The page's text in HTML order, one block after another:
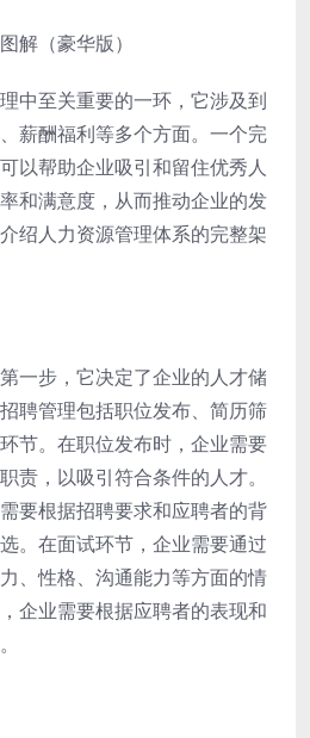
解（豪华版）
中至关重要的一环，它涉及到
薪酬福利等多个方面。一个完
以帮助企业吸引和留住优秀人
和满意度，从而推动企业的发
绍人力资源管理体系的完整架
一步，它决定了企业的人才储
聘管理包括职位发布、简历筛
节。在职位发布时，企业需要
责，以吸引符合条件的人才。
要根据招聘要求和应聘者的背
。在面试环节，企业需要通过
、性格、沟通能力等方面的情
企业需要根据应聘者的表现和